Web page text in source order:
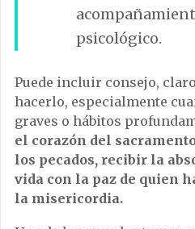
psicológico.
Puede incluir consejo, claro
hacerlo, especialmente
graves o hábitos
el corazón del
los pecados, recibir la
vida con la paz de quien
la misericordia.